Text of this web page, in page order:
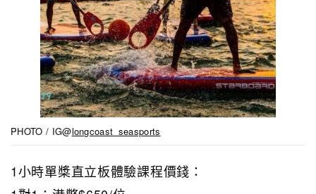
PHOTO / IG@longcoast_seasports
1小時單槳直立板體驗課程價錢：